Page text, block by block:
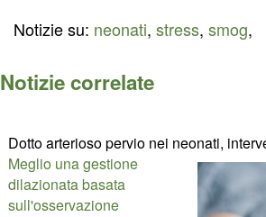
Notizie su: neonati, stress, smog,
Notizie correlate
Dotto arterioso pervio nei neonati,
Meglio una gestione
dilazionata basata
sull'osservazione